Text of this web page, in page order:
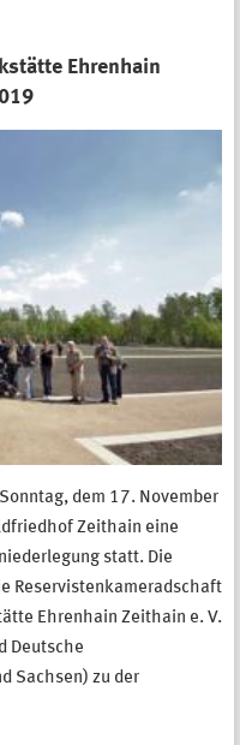
Ehrenhain
dem 17. November
Zeithain eine
statt. Die
Reservistenkameradschaft
Ehrenhain Zeithain e. V.
Deutsche
Sachsen) zu der